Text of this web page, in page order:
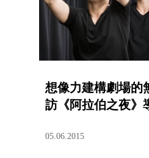
想像力建構劇場的
訪《阿拉伯之夜》
05.06.2015